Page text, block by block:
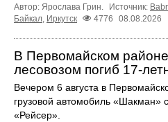
Автор: Ярослава Грин. Источник:
Байкал, Иркутск 4776 08.08.2026
В Первомайском
лесовозом погиб 17-
Вечером 6 августа в
грузовой автомобиль «Шакман»
«Рейсер».